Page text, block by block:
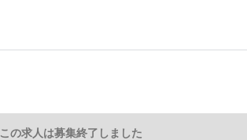
この求人は募集終了しました